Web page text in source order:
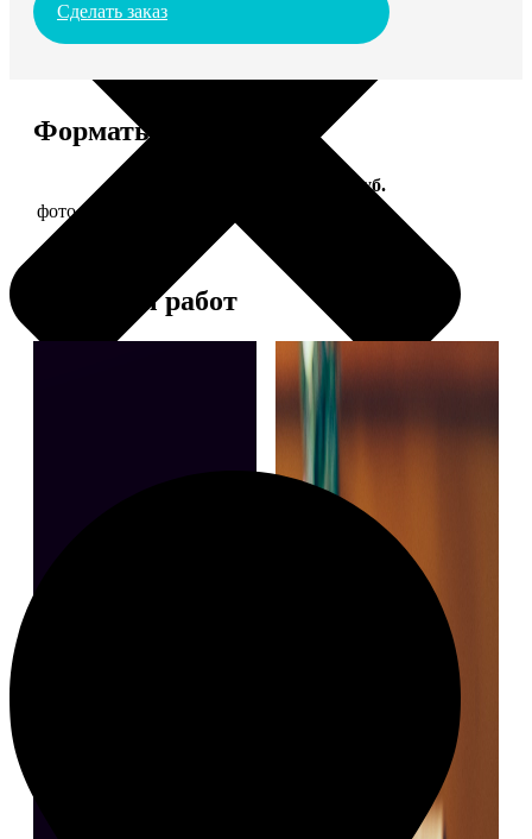
Сделать заказ
Форматы и цены
Цена, руб.
фото 13х18 в деревянной рамке
Примеры работ